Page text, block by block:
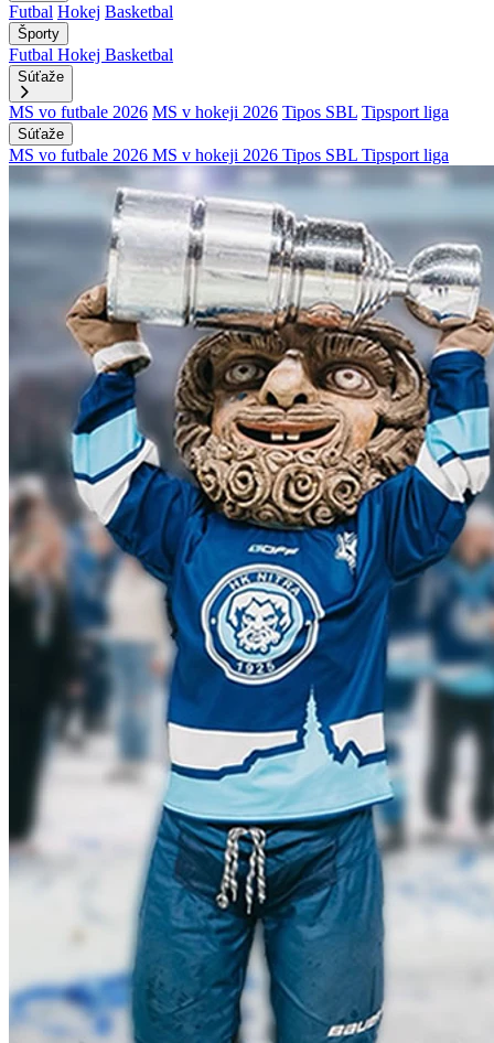
Futbal Hokej Basketbal
Športy
Futbal Hokej Basketbal
Súťaže
MS vo futbale 2026 MS v hokeji 2026 Tipos SBL Tipsport liga
Súťaže
MS vo futbale 2026 MS v hokeji 2026 Tipos SBL Tipsport liga